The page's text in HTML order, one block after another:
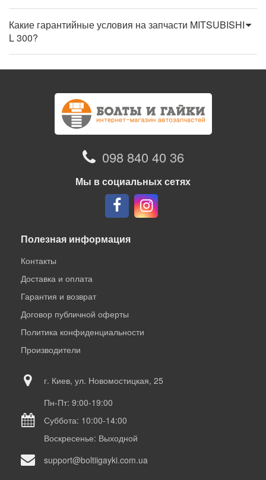
Какие гарантийные условия на запчасти MITSUBISHI
L 300?
098 840 40 36
Мы в социальных сетях
Полезная информация
Контакты
Доставка и оплата
Гарантия и возврат
Договор публичной оферты
Политика конфиденциальности
Производители
г. Киев, ул. Новомостицкая, 25
Пн-Пт: 9:00-19:00
Суббота: 10:00-14:00
Воскресенье: Выходной
support@boltiigayki.com.ua